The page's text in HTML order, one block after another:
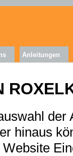
Anleitungen
der
hinaus